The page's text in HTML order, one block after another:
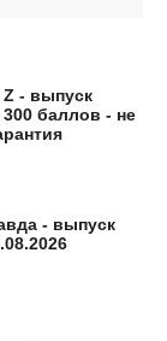
- выпуск
300 баллов - не
- выпуск